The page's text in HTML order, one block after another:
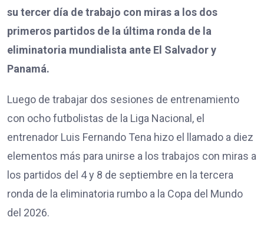
su tercer día de trabajo con miras a los dos
primeros partidos de la última ronda de la
eliminatoria mundialista ante El Salvador y
Panamá.
Luego de trabajar dos sesiones de entrenamiento
con ocho futbolistas de la Liga Nacional, el
entrenador Luis Fernando Tena hizo el llamado a diez
elementos más para unirse a los trabajos con miras a
los partidos del 4 y 8 de septiembre en la tercera
ronda de la eliminatoria rumbo a la Copa del Mundo
del 2026.